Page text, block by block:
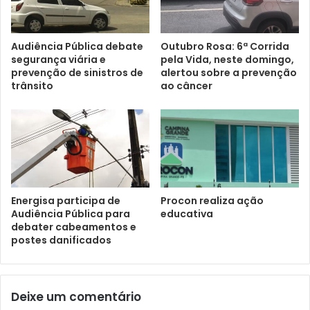
Audiência Pública debate
segurança viária e
prevenção de sinistros de
trânsito
Outubro Rosa: 6ª Corrida
pela Vida, neste domingo,
alertou sobre a prevenção
ao câncer
Energisa participa de
Audiência Pública para
debater cabeamentos e
postes danificados
Procon realiza ação
educativa
Deixe um comentário